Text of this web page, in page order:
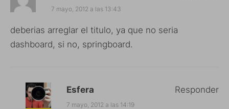
7 mayo, 2012 a las 13:43
deberias arreglar el titulo, ya que no seria
dashboard, si no, springboard.
Esfera
7 mayo, 2012 a las 14:19
Responder